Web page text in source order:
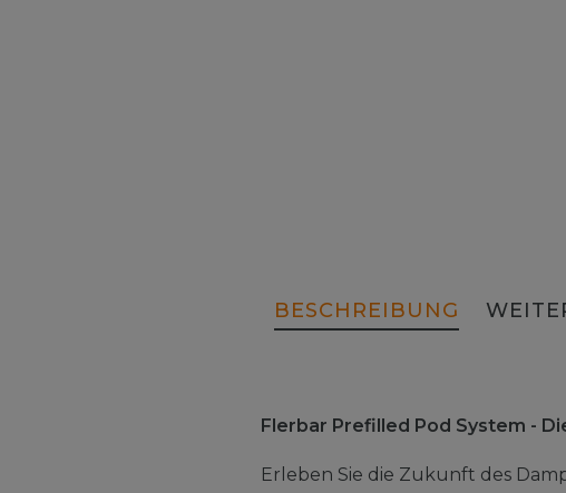
BESCHREIBUNG
Flerbar Prefilled Pod System -
Erleben Sie die Zukunft des